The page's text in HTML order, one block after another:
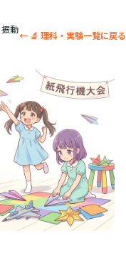
動← 🔬 理科・実験一覧に戻る